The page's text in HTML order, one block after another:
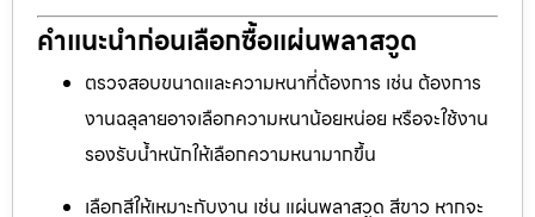
คำแนะนำก่อนเลือกซื้อแผ่นพลาสวูด
ตรวจสอบขนาดและความหนาที่ต้องการ เช่น ต้องการ
งานฉลุลายอาจเลือกความหนาน้อยหน่อย หรือจะใช้งาน
รองรับน้ำหนักให้เลือกความหนามากขึ้น
เลือกสีให้เหมาะกับงาน เช่น แผ่นพลาสวูด สีขาว หากจะ